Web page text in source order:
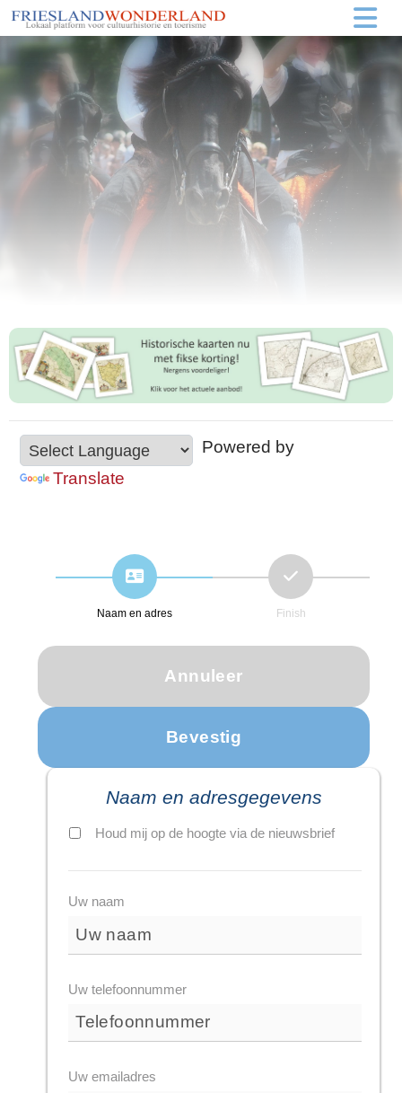
Powered by
Translate
Naam en adres Finish
Naam en adresgegevens
Houd mij op de hoogte via de nieuwsbrief
Uw naam
Uw telefoonnummer
Uw emailadres